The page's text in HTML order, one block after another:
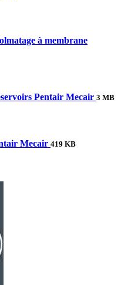
à membrane
Pentair Mecair 3 MB
Mecair 419 KB